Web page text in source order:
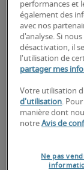
Expérience
performances et
également des
avec nos
d'analyse. Si
désactivation, il
l'utilisation de
partager mes
Votre utilisation
d'utilisation.
manière dont
notreAvis de
Ne pas